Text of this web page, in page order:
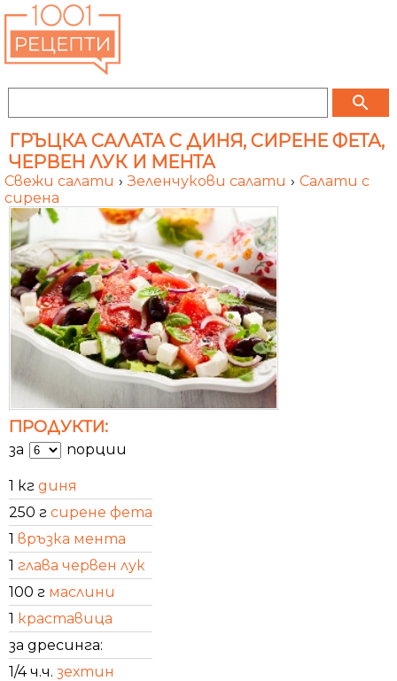
search
ГРЪЦКА САЛАТА С ДИНЯ, СИРЕНЕ ФЕТА,
ЧЕРВЕН ЛУК И МЕНТА
Свежи салати › Зеленчукови салати › Салати с
сирена
ПРОДУКТИ:
за порции
1 кг диня
250 г сирене фета
1 връзка мента
1 глава червен лук
100 г маслини
1 краставица
за дресинга:
1/4 ч.ч. зехтин